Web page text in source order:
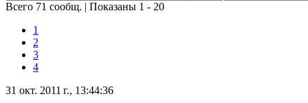
Всего 71 сообщ. | Показаны 1 - 20
1
2
3
4
31 окт. 2011 г., 13:44:36